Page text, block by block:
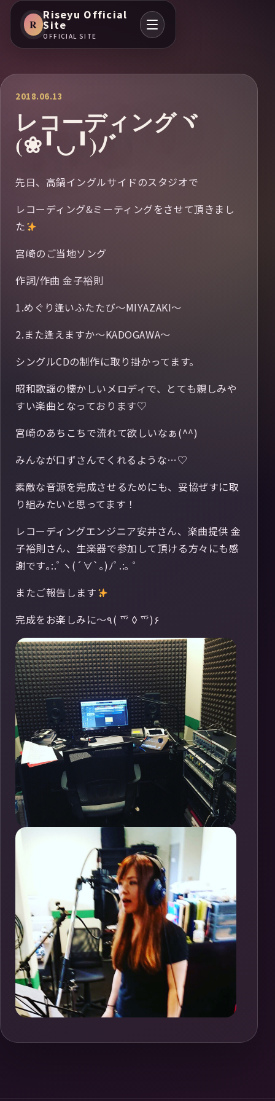
R
Riseyu Official
Site
OFFICIAL SITE
2018.06.13
レコーディングヾ
(❀╹◡╹)ﾉﾞ
先日、高鍋イングルサイドのスタジオで
レコーディング&ミーティングをさせて頂きまし
た
宮崎のご当地ソング
作詞/作曲 金子裕則
1.めぐり逢いふたたび〜MIYAZAKI〜
2.また逢えますか〜KADOGAWA〜
シングルCDの制作に取り掛かってます。
昭和歌謡の懐かしいメロディで、とても親しみや
すい楽曲となっております♡
宮崎のあちこちで流れて欲しいなぁ(^^)
みんなが口ずさんでくれるような…♡
素敵な音源を完成させるためにも、妥協ぜすに取
り組みたいと思ってます！
レコーディングエンジニア安井さん、楽曲提供 金
子裕則さん、生楽器で参加して頂ける方々にも感
謝です｡:.ﾟヽ(´∀`｡)ﾉﾟ.:｡ ゜
またご報告します
完成をお楽しみに〜٩( ⺤◊⺤)۶